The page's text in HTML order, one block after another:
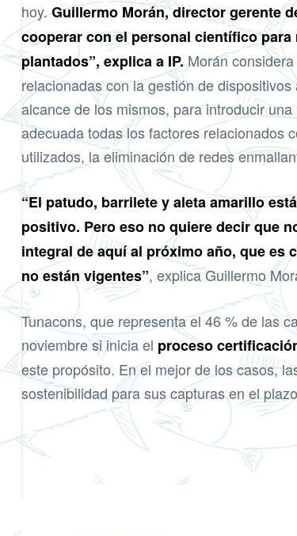
hoy.Guillermo Morán, director gerente
cooperar con el personal científico
plantados”, explica a IP.Morán
relacionadas con la gestión de
alcance de los mismos, para introducir
adecuada todas los factores relacionados
utilizados, la eliminación de redes
“El patudo, barrilete y aleta amarillo
positivo. Pero eso no quiere decir que
integral de aquí al próximo año, que es
no están vigentes”, explica Guillermo
Tunacons, que representa el 46 % de las
noviembre si inicia el proceso
este propósito. En el mejor de los casos,
sostenibilidad para sus capturas en el